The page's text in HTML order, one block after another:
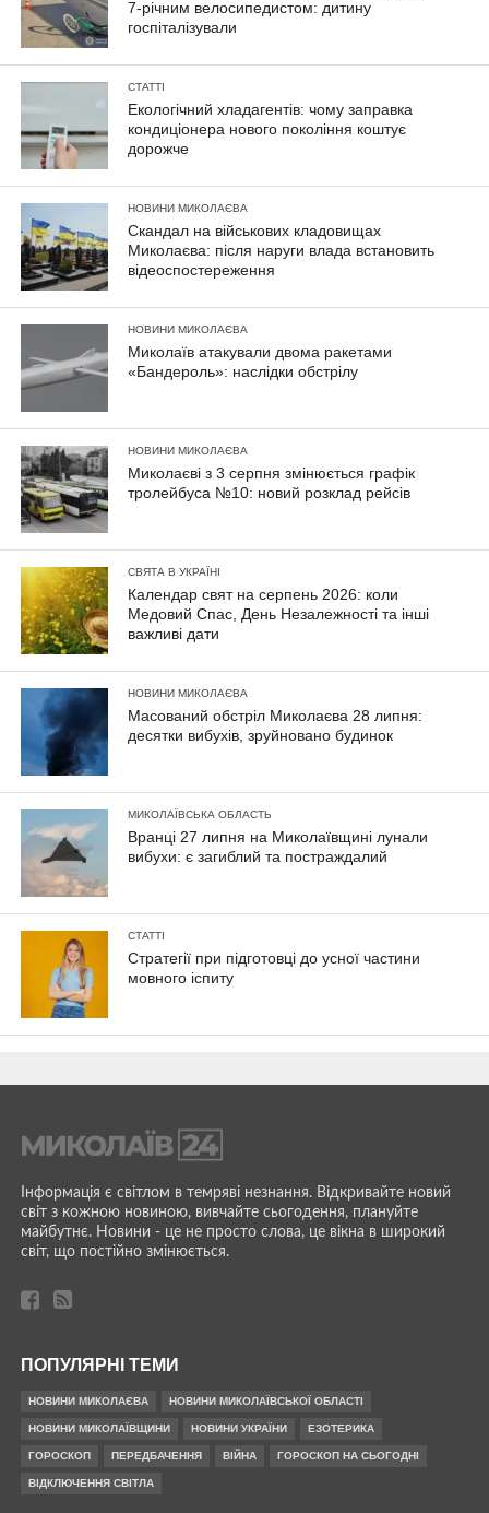
7-річним велосипедистом: дитину
госпіталізували
СТАТТІ
Екологічний хладагентів: чому заправка
кондиціонера нового покоління коштує
дорожче
НОВИНИ МИКОЛАЄВА
Скандал на військових кладовищах
Миколаєва: після наруги влада встановить
відеоспостереження
НОВИНИ МИКОЛАЄВА
Миколаїв атакували двома ракетами
«Бандероль»: наслідки обстрілу
НОВИНИ МИКОЛАЄВА
Миколаєві з 3 серпня змінюється графік
тролейбуса №10: новий розклад рейсів
СВЯТА В УКРАЇНІ
Календар свят на серпень 2026: коли
Медовий Спас, День Незалежності та інші
важливі дати
НОВИНИ МИКОЛАЄВА
Масований обстріл Миколаєва 28 липня:
десятки вибухів, зруйновано будинок
МИКОЛАЇВСЬКА ОБЛАСТЬ
Вранці 27 липня на Миколаївщині лунали
вибухи: є загиблий та постраждалий
СТАТТІ
Стратегії при підготовці до усної частини
мовного іспиту
Інформація є світлом в темряві незнання. Відкривайте новий
світ з кожною новиною, вивчайте сьогодення, плануйте
майбутнє. Новини - це не просто слова, це вікна в широкий
світ, що постійно змінюється.
ПОПУЛЯРНІ ТЕМИ
НОВИНИ МИКОЛАЄВА НОВИНИ МИКОЛАЇВСЬКОЇ ОБЛАСТІ
НОВИНИ МИКОЛАЇВЩИНИ НОВИНИ УКРАЇНИ ЕЗОТЕРИКА
ГОРОСКОП ПЕРЕДБАЧЕННЯ ВІЙНА ГОРОСКОП НА СЬОГОДНІ
ВІДКЛЮЧЕННЯ СВІТЛА